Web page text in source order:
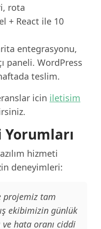
rota
+ React ile 10
entegrasyonu,
paneli. WordPress
teslim.
icin iletisim
hizmeti
deneyimleri:
projemiz tam
ekibimizin günlük
ve hata oranı ciddi